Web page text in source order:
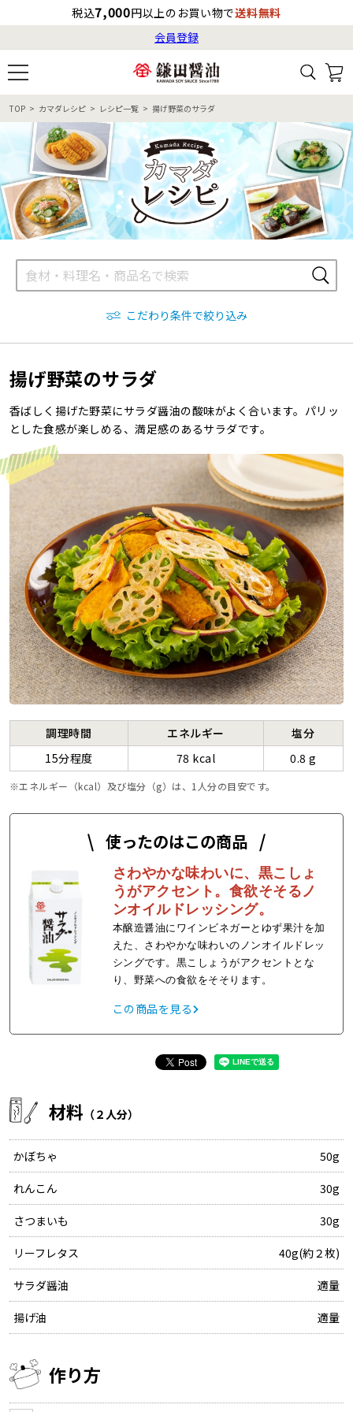
税込7,000円以上のお買い物で送料無料
会員登録
ログイン
会員登録
すべての商品一覧
商品カテゴリ
ギフト
自由な詰め合わせ
特集
レシピ
ご利用ガイド 安全・安心への取り組み
よくあるご質問 サイトマップ
お問い合わせ カタログ請求
会社案内
お電話でのお問い合わせ・ご注文
0120-46-0306
受付時間 / 8:00〜17:30（日・祝日除く）
すべてから検索
カタログ番号・記号検索
レシピ検索
TOP カマダレシピ レシピ一覧 揚げ野菜のサラダ
こだわり条件で絞り込み
揚げ野菜のサラダ
香ばしく揚げた野菜にサラダ醤油の酸味がよく合います。パリッ
とした食感が楽しめる、満足感のあるサラダです。
調理時間 エネルギー
塩分
15分程度
78 kcal 0.8 g
エネルギー（kcal）及び塩分（g）は、1人分の目安です。
使ったのはこの商品
さわやかな味わいに、黒こしょ
うがアクセント。食欲そそるノ
ンオイルドレッシング。
本醸造醤油にワインビネガーとゆず果汁を加
えた、さわやかな味わいのノンオイルドレッ
シングです。黒こしょうがアクセントとな
り、野菜への食欲をそそります。
この商品を見る
材料 （２人分）
かぼちゃ 50g
れんこん 30g
さつまいも 30g
リーフレタス 40g(約２枚)
サラダ醤油 適量
揚げ油 適量
作り方
最短お届け日（国内）の目安
8月8日（土） 13:00
へのお届け予定日は
8月9日（日）です。